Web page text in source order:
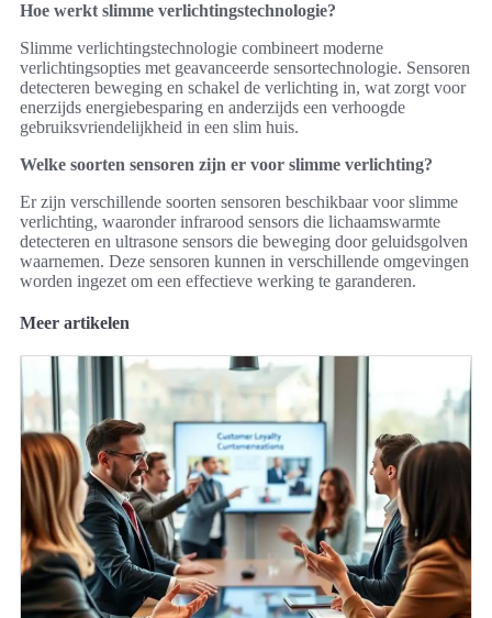
Hoe werkt slimme verlichtingstechnologie?
Slimme verlichtingstechnologie combineert moderne
verlichtingsopties met geavanceerde sensortechnologie. Sensoren
detecteren beweging en schakel de verlichting in, wat zorgt voor
enerzijds energiebesparing en anderzijds een verhoogde
gebruiksvriendelijkheid in een slim huis.
Welke soorten sensoren zijn er voor slimme verlichting?
Er zijn verschillende soorten sensoren beschikbaar voor slimme
verlichting, waaronder infrarood sensors die lichaamswarmte
detecteren en ultrasone sensors die beweging door geluidsgolven
waarnemen. Deze sensoren kunnen in verschillende omgevingen
worden ingezet om een effectieve werking te garanderen.
Meer artikelen